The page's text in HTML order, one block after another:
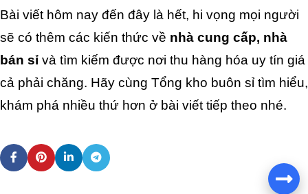
Bài viết hôm nay đến đây là hết, hi vọng mọi người
sẽ có thêm các kiến thức về nhà cung cấp, nhà
bán sỉ và tìm kiếm được nơi thu hàng hóa uy tín giá
cả phải chăng. Hãy cùng Tổng kho buôn sỉ tìm hiểu,
khám phá nhiều thứ hơn ở bài viết tiếp theo nhé.